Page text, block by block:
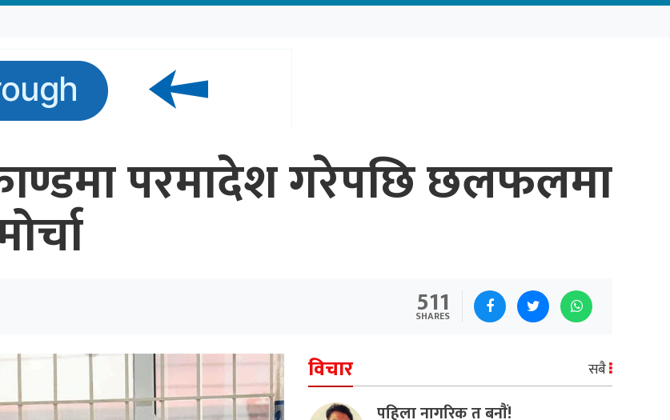
परमादेश गरेपछि छलफलमा
511
SHARES
विचार सबै
पहिला नागरिक त बनाैं!